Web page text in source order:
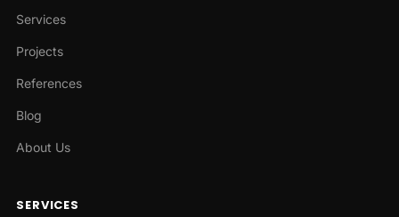
Services
Projects
References
Blog
About Us
SERVICES